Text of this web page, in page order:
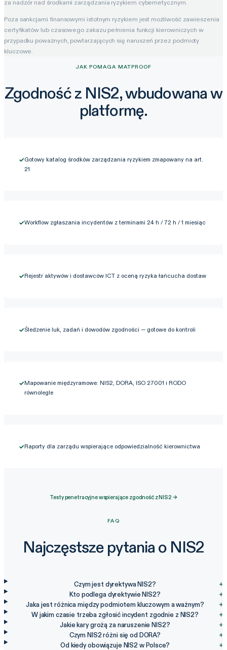
za nadzór nad środkami zarządzania ryzykiem cybernetycznym.
Poza sankcjami finansowymi istotnym ryzykiem jest możliwość zawieszenia
certyfikatów lub czasowego zakazu pełnienia funkcji kierowniczych w
przypadku poważnych, powtarzających się naruszeń przez podmioty
kluczowe.
JAK POMAGA MATPROOF
Zgodność z NIS2, wbudowana w
platformę.
✓Gotowy katalog środków zarządzania ryzykiem zmapowany na art.
21
✓Workflow zgłaszania incydentów z terminami 24 h / 72 h / 1 miesiąc
✓Rejestr aktywów i dostawców ICT z oceną ryzyka łańcucha dostaw
✓Śledzenie luk, zadań i dowodów zgodności — gotowe do kontroli
✓Mapowanie międzyramowe: NIS2, DORA, ISO 27001 i RODO
równolegle
✓Raporty dla zarządu wspierające odpowiedzialność kierownictwa
Testy penetracyjne wspierające zgodność z NIS2 →
FAQ
Najczęstsze pytania o NIS2
Czym jest dyrektywa NIS2?
+
Kto podlega dyrektywie NIS2?
+
Jaka jest różnica między podmiotem kluczowym a ważnym?
+
W jakim czasie trzeba zgłosić incydent zgodnie z NIS2?
+
Jakie kary grożą za naruszenie NIS2?
+
Czym NIS2 różni się od DORA?
+
Od kiedy obowiązuje NIS2 w Polsce?
+